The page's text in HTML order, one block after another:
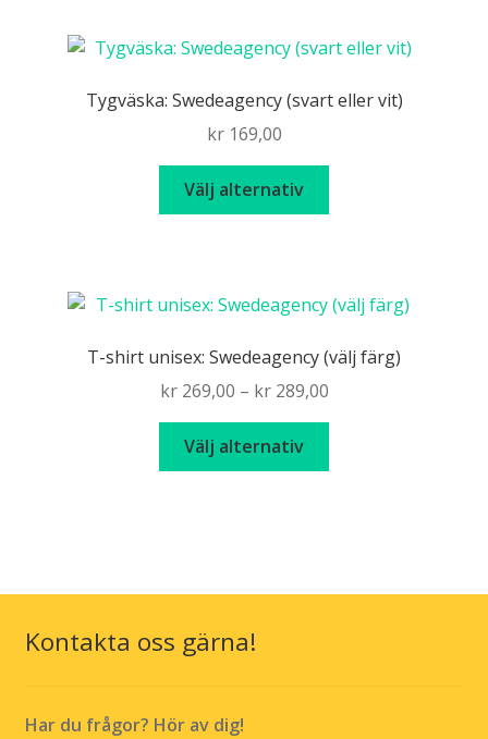
varianter.
olika
kan
på
Tygväska: Swedeagency (svart eller vit)
kr169,00
Välj alternativ
varianter.
olika
alternativen
kan
på
T-shirt unisex: Swedeagency (välj färg)
kr269,00 – kr289,00Price
range:
through
Välj alternativ
De
Kontakta oss gärna!
Har du frågor? Hör av dig!